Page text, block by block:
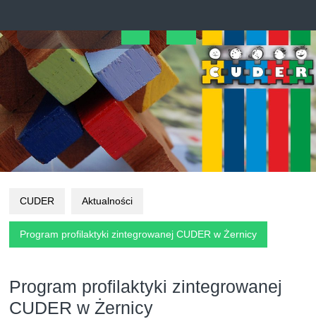
content
Open
Button
CUDER Aktualności
Program profilaktyki zintegrowanej CUDER w Żernicy
Program profilaktyki zintegrowanej
CUDER w Żernicy